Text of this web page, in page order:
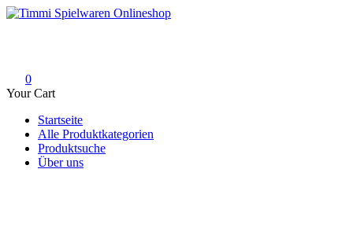
Skip
0
Your Cart
Startseite
Alle Produktkategorien
Produktsuche
Über uns